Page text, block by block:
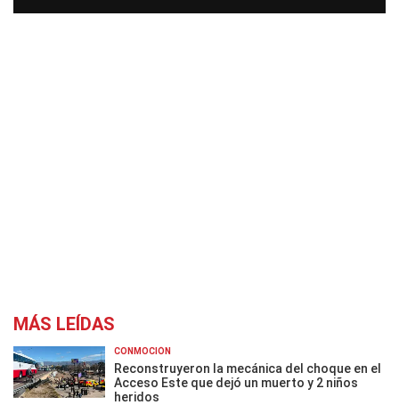
MÁS LEÍDAS
CONMOCIÓN
Reconstruyeron la mecánica del choque en el
Acceso Este que dejó un muerto y 2 niños
heridos